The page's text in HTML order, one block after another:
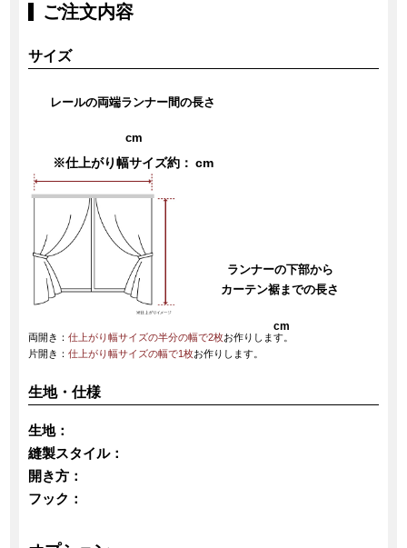
ご注文内容
サイズ
レールの両端ランナー間の長さ
cm
※仕上がり幅サイズ約： cm
両開き：仕上がり幅サイズの半分の幅で2枚お作りします。
片開き：仕上がり幅サイズの幅で1枚お作りします。
ランナーの下部から
カーテン裾までの長さ
cm
生地・仕様
生地：
縫製スタイル：
開き方：
フック：